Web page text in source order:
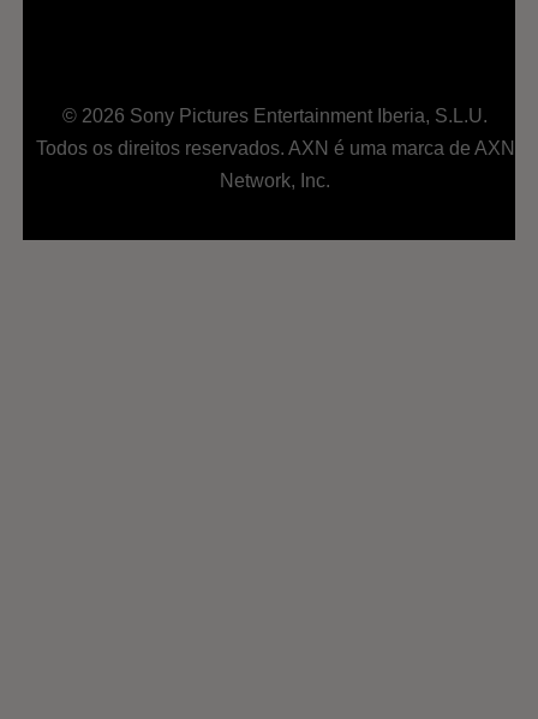
© 2026 Sony Pictures Entertainment Iberia, S.L.U.
Todos os direitos reservados. AXN é uma marca de AXN
Network, Inc.